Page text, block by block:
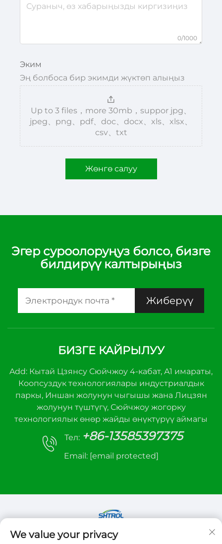
0/1000
Эким
Эң болбоса бир экимди жүктөп алыңыз
Up to 3 files，more 30mb，suppor jpg、
jpeg、png、pdf、doc、docx、xls、xlsx、
csv、txt
Жөнгө салуу
Эгер суроолоруңуз болсо, бизге
билдирүү калтырыңыз
Жиберүү
БИЗГЕ КАЙРЫЛУУ
Add: Кытай Цзянсу Сюйчжоу 4-кабат, А1 имараты,
Коопсуздук технологиялары индустриалдык
паркы, Иншан жолунун чыгышы жана Лицзян
жолунун түштүгү, Сюйчжоу жогорку
технологиялык өнөр жайды өнүктүрүү аймагы
Тел: +86-13585397375
Email: [email protected]
We value your privacy